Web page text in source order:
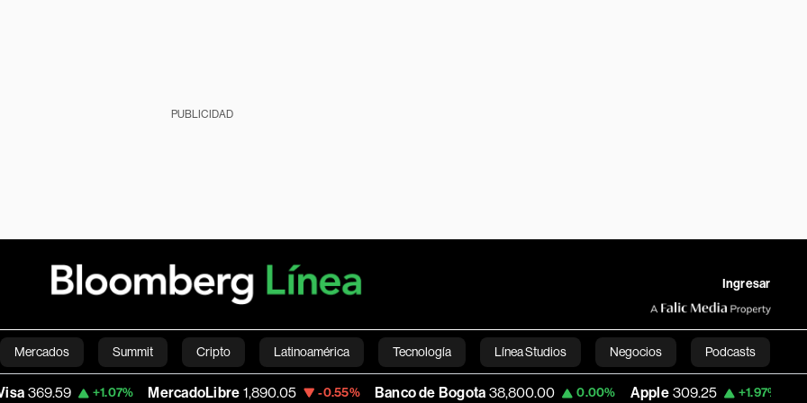
PUBLICIDAD
Ingresar
Mercados Summit Cripto Latinoamérica Tecnología Línea Studios Negocios Podcasts
Economía Estilo de vida Mundo Videos English
MercadoLibre 1,890.05 -0.55% Banco de Bogota 38,800.00 0.00% Apple 309.25 +1.97% USD COP 3,195.99